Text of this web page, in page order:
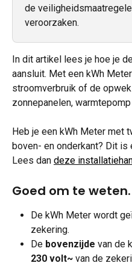
de
veroorzaken.
In dit artikel lees je hoe je
aansluit. Met een kWh
stroomverbruik of de
zonnepanelen,
Heb je een kWh Meter met
boven- en onderkant? Dit
Lees dan deze
Goed om te weten.
De kWh Meter wordt
zekering.
De bovenzijde van de
230 volt~ van de